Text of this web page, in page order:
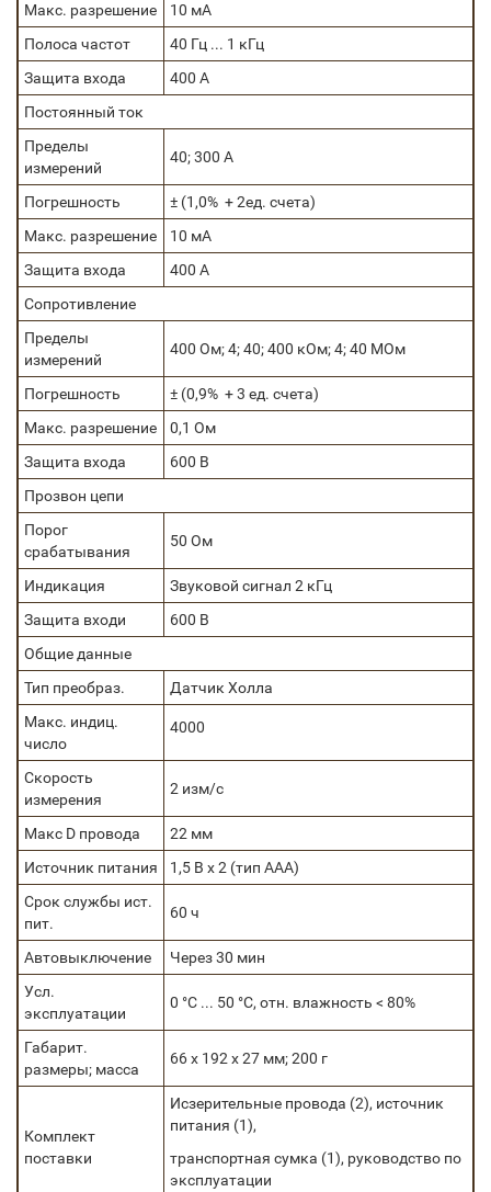
Макс. разрешение
10 мА
Полоса частот
40 Гц ... 1 кГц
Защита входа
400 А
Постоянный ток
Пределы
измерений
40; 300 А
Погрешность
± (1,0% + 2ед. счета)
Макс. разрешение
10 мА
Защита входа
400 А
Сопротивление
Пределы
измерений
400 Ом; 4; 40; 400 кОм; 4; 40 МОм
Погрешность
± (0,9% + 3 ед. счета)
Макс. разрешение
0,1 Ом
Защита входа
600 В
Прозвон цепи
Порог
срабатывания
50 Ом
Индикация
Звуковой сигнал 2 кГц
Защита входи
600 В
Общие данные
Тип преобраз.
Датчик Холла
Макс. индиц.
число
4000
Скорость
измерения
2 изм/с
Макс D провода
22 мм
Источник питания
1,5 В х 2 (тип ААА)
Срок службы ист.
пит.
60 ч
Автовыключение
Через 30 мин
Усл.
эксплуатации
0 °С ... 50 °С, отн. влажность < 80%
Габарит.
размеры; масса
66 х 192 х 27 мм; 200 г
Комплект
поставки
Исзерительные провода (2), источник
питания (1),
транспортная сумка (1), руководство по
эксплуатации